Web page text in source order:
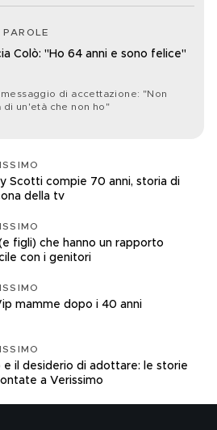
PAROLE
Colò: "Ho 64 anni e sono felice"
di accettazione: "Non
un'età che non ho"
Scotti compie 70 anni, storia di
della tv
figli) che hanno un rapporto
con i genitori
mamme dopo i 40 anni
e il desiderio di adottare: le storie
a Verissimo